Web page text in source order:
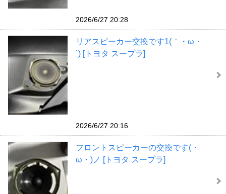
2026/6/27 20:28
リアスピーカー交換です1(｀・ω・
´) [トヨタ スープラ]
2026/6/27 20:16
フロントスピーカーの交換です(・
ω・)ノ [トヨタ スープラ]